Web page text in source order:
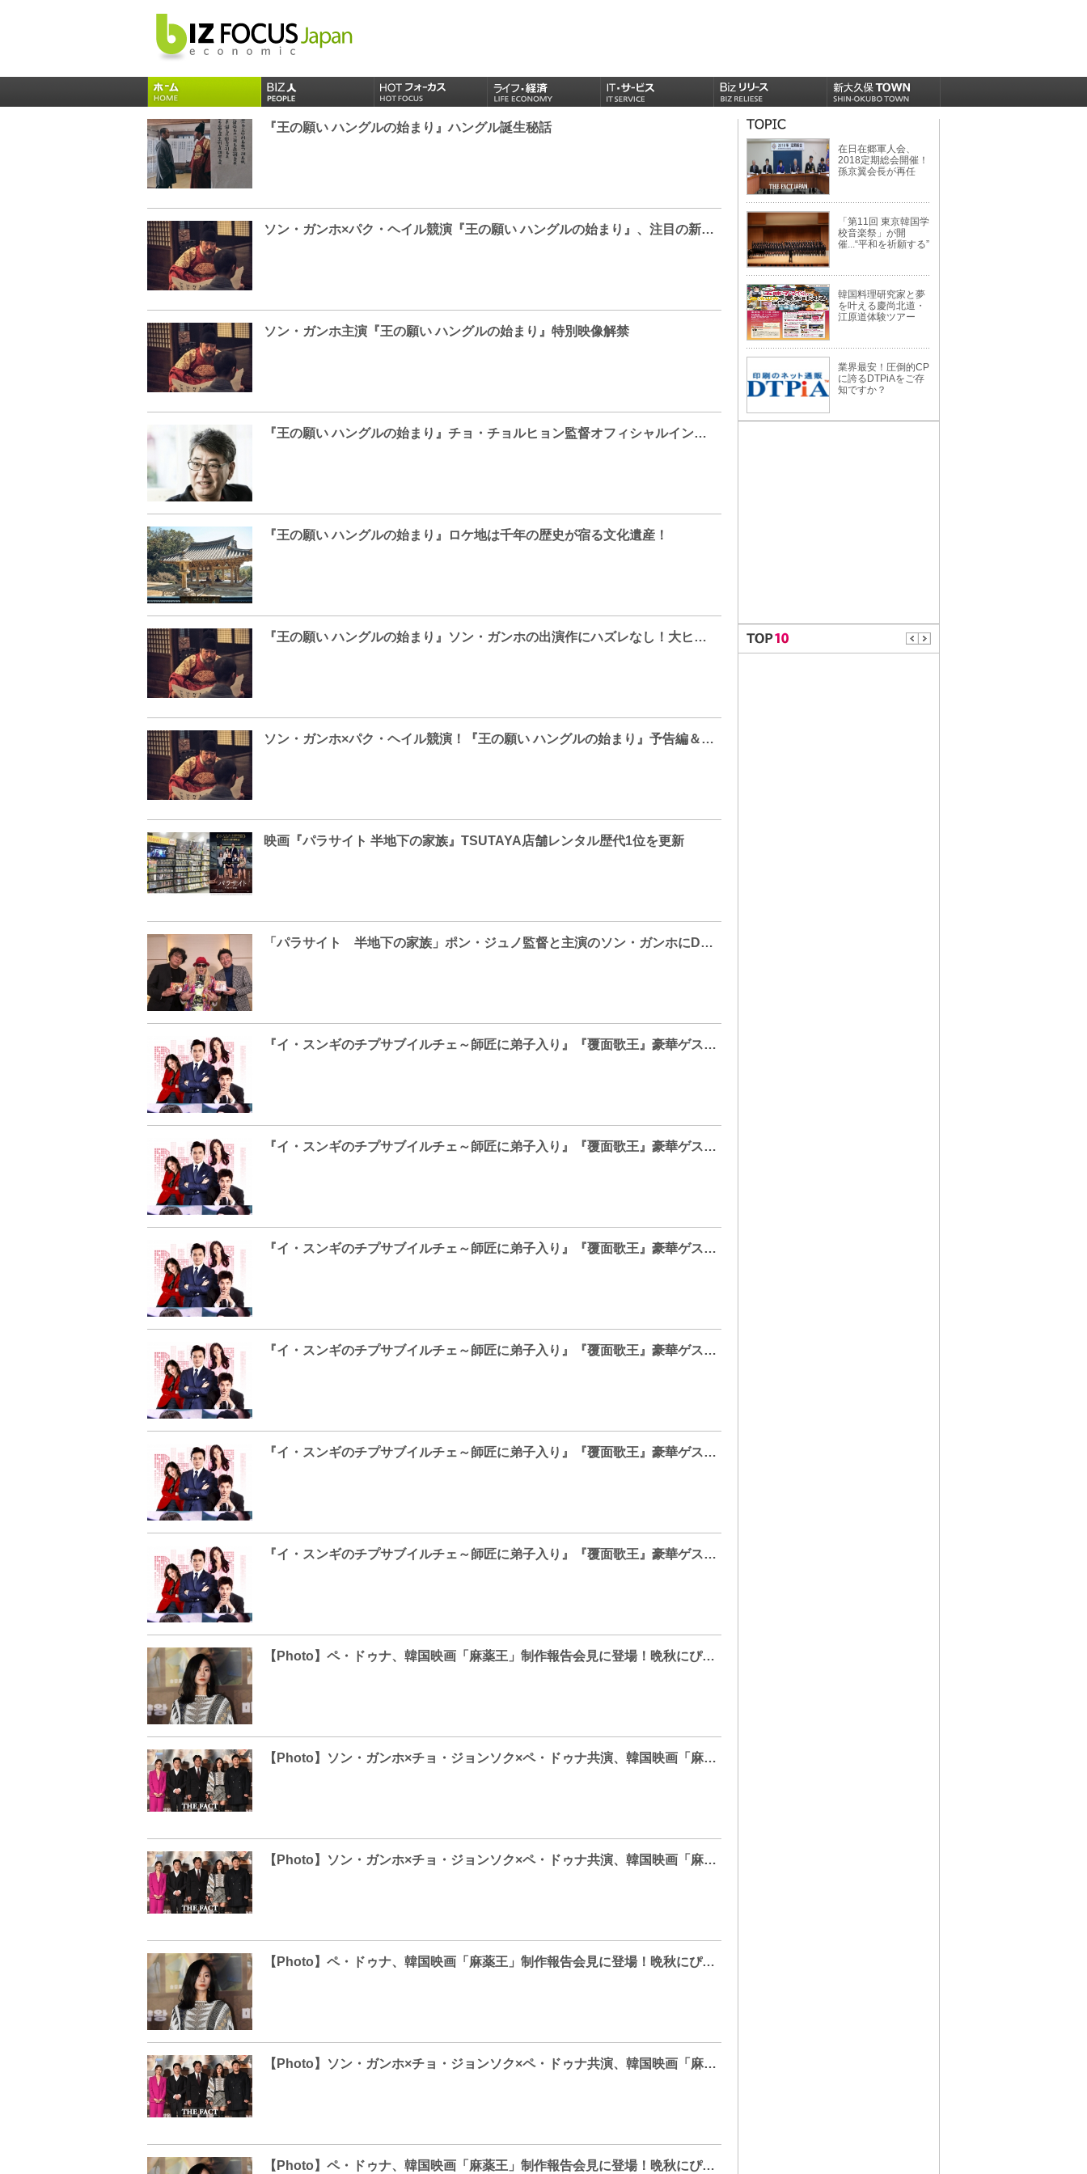
『王の願い ハングルの始まり』ハングル誕生秘話
ソン・ガンホ×パク・ヘイル競演『王の願い ハングルの始まり』、注目の新作韓国映画おすすめ3選
ソン・ガンホ主演『王の願い ハングルの始まり』特別映像解禁
『王の願い ハングルの始まり』チョ・チョルヒョン監督オフィシャルインタビュー
『王の願い ハングルの始まり』ロケ地は千年の歴史が宿る文化遺産！
『王の願い ハングルの始まり』ソン・ガンホの出演作にハズレなし！大ヒット映画特集
ソン・ガンホ×パク・ヘイル競演！『王の願い ハングルの始まり』予告編＆場面写真解禁
映画『パラサイト 半地下の家族』TSUTAYA店舗レンタル歴代1位を更新
「パラサイト 半地下の家族」ポン・ジュノ監督と主演のソン・ガンホにDJ KOOが日韓文化交流！
『イ・スンギのチプサ​ブイルチェ～師匠に弟子入り』『覆面歌王』​豪華ゲスト続々登場！
『イ・スンギのチプサ​ブイルチェ～師匠に弟子入り』『覆面歌王』​豪華ゲスト続々登場！
『イ・スンギのチプサ​ブイルチェ～師匠に弟子入り』『覆面歌王』​豪華ゲスト続々登場！
『イ・スンギのチプサ​ブイルチェ～師匠に弟子入り』『覆面歌王』​豪華ゲスト続々登場！
『イ・スンギのチプサ​ブイルチェ～師匠に弟子入り』『覆面歌王』​豪華ゲスト続々登場！
『イ・スンギのチプサ​ブイルチェ～師匠に弟子入り』『覆面歌王』​豪華ゲスト続々登場！
【Photo】ペ・ドゥナ、韓国映画「麻薬王」制作報告会見に登場！晩秋にぴったりなファッションを披露
【Photo】ソン・ガンホ×チョ・ジョンソク×ペ・ドゥナ共演、韓国映画「麻薬王」制作報告会見
【Photo】ソン・ガンホ×チョ・ジョンソク×ペ・ドゥナ共演、韓国映画「麻薬王」制作報告会見
【Photo】ペ・ドゥナ、韓国映画「麻薬王」制作報告会見に登場！晩秋にぴったりなファッションを披露
【Photo】ソン・ガンホ×チョ・ジョンソク×ペ・ドゥナ共演、韓国映画「麻薬王」制作報告会見
【Photo】ペ・ドゥナ、韓国映画「麻薬王」制作報告会見に登場！晩秋にぴったりなファッションを披露
在日在郷軍人会、
2018定期総会開催！
孫京翼会長が再任
「第11回 東京韓国学
校音楽祭」が開
催...“平和を祈願する”
韓国料理研究家と夢
を叶える慶尚北道・
江原道体験ツアー
業界最安！圧倒的CP
に誇るDTPiAをご存
知ですか？